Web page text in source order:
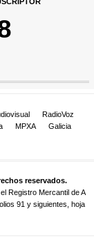
RadioVoz
MPXA
Galicia
reservados.
Registro Mercantil de A
91 y siguientes, hoja